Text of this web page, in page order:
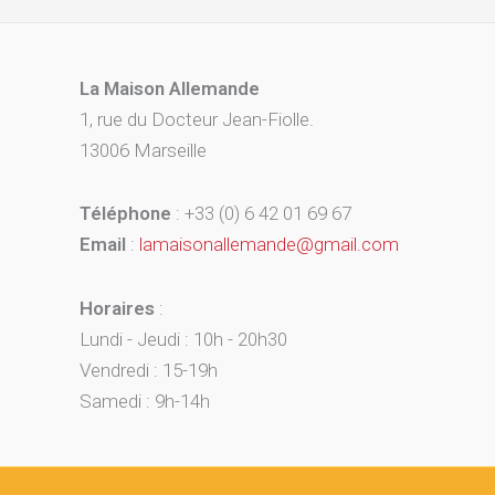
La Maison Allemande
1, rue du Docteur Jean-Fiolle.
13006 Marseille
Téléphone : +33 (0) 6 42 01 69 67
Email : lamaisonallemande@gmail.com
Horaires :
Lundi - Jeudi : 10h - 20h30
Vendredi : 15-19h
Samedi : 9h-14h